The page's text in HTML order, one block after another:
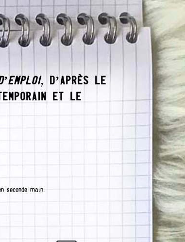
, D’APRÈS LE
ET LE
seconde main.